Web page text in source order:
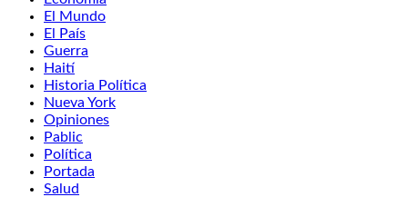
El Mundo
El País
Guerra
Haití
Historia Política
Nueva York
Opiniones
Pablic
Política
Portada
Salud